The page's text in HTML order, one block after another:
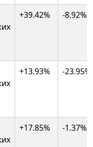
+39.42% -8.92%
+13.93% -23.95%
+17.85% -1.37%